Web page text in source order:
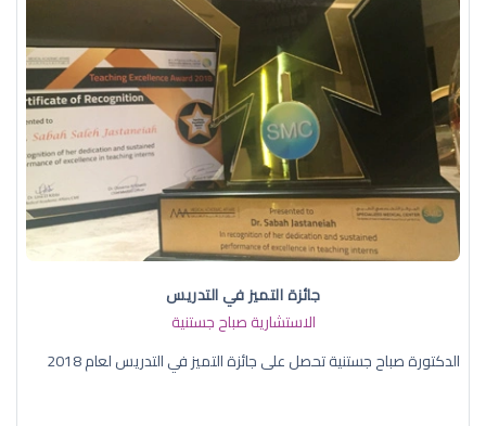
جائزة التميز في التدريس
الاستشارية صباح جستنية
الدكتورة صباح جستنية تحصل على جائزة التميز في التدريس لعام 2018